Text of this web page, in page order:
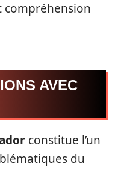
AVEC
constitue l’un
du